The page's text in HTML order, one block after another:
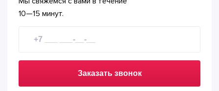
10—15 минут.
Заказать звонок